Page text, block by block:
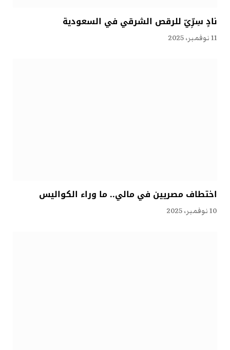
نادٍ سِرِّيّ للرقص الشرقي في السعودية
11 نوفمبر، 2025
اختطاف مصريين في مالي.. ما وراء الكواليس
10 نوفمبر، 2025